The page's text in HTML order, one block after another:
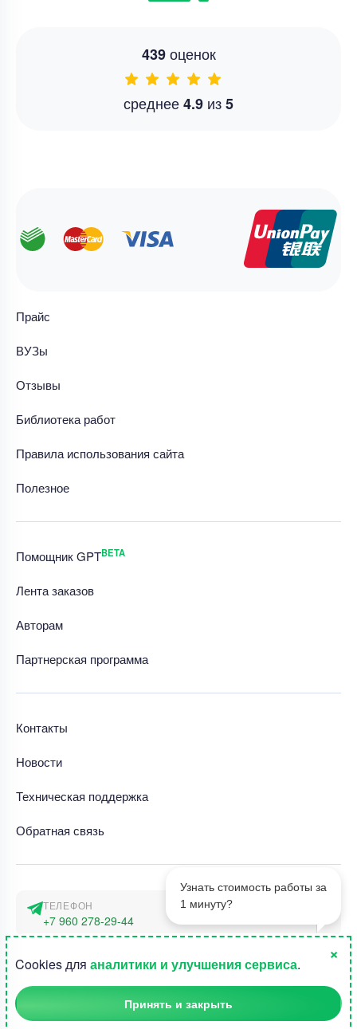
439оценок
среднее4.9 из5
1
Узнать стоимость работы за
1 минуту?
Прайс
ВУЗы
Отзывы
Библиотека работ
Правила использования сайта
Полезное
Помощник GPTBETA
Лента заказов
Авторам
Партнерская программа
Контакты
Новости
Техническая поддержка
Обратная связь
ТЕЛЕФОН
+7 960 278-29-44
г. Москва, наб. Тараса Шевченко 23а
©2015-2026, Студландия -
Cookies для аналитики и улучшения сервиса.
×
Принять и закрыть